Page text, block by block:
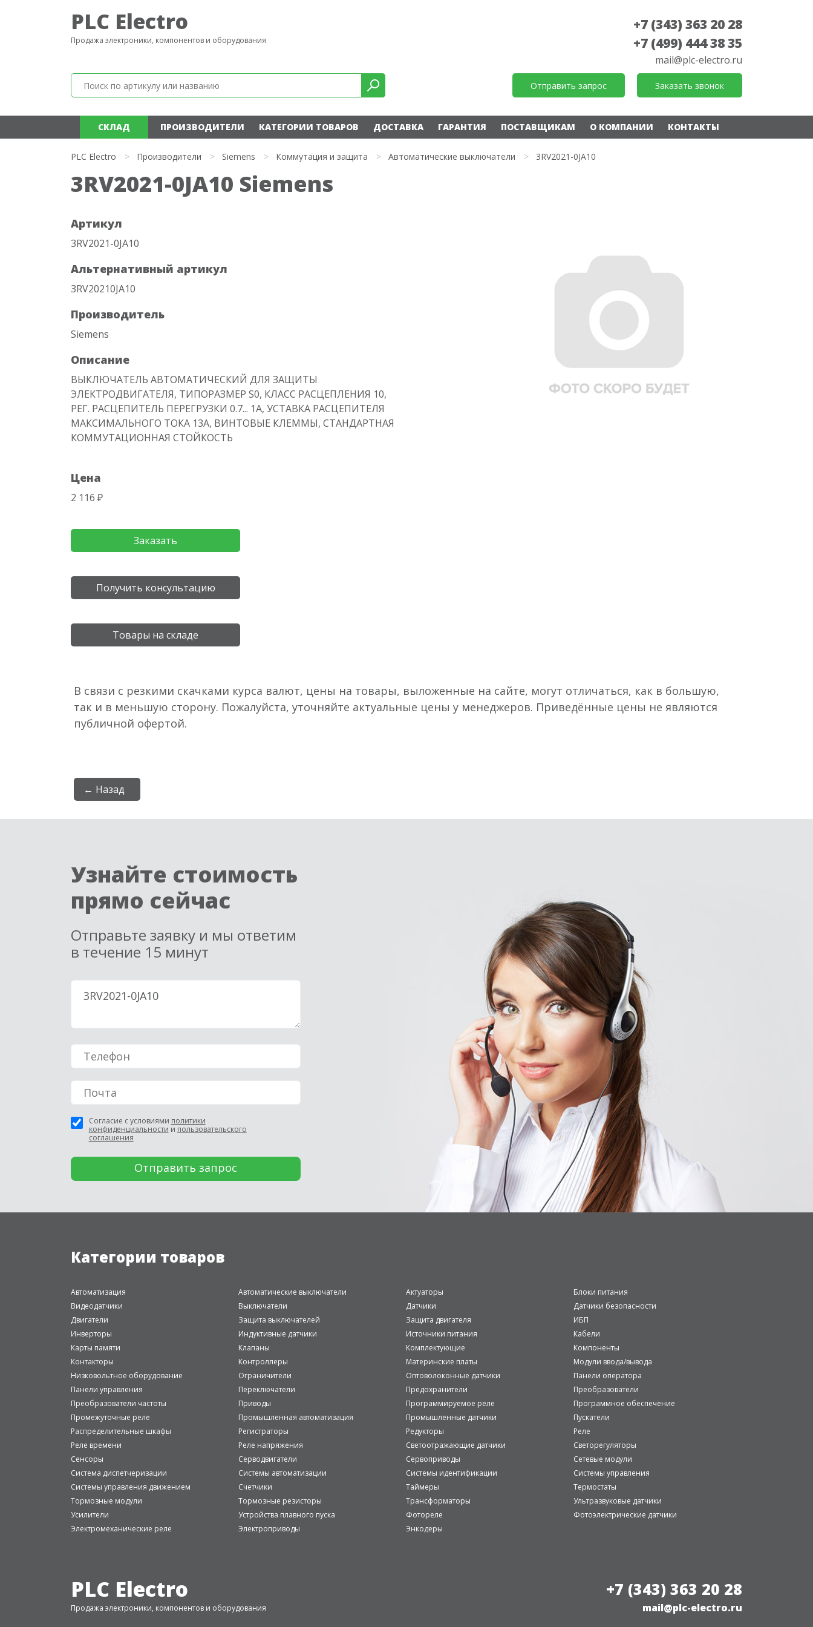
PLC Electro
Продажа электроники, компонентов и оборудования
+7 (343) 363 20 28
+7 (499) 444 38 35
mail@plc-electro.ru
Отправить запрос Заказать звонок
СКЛАД ПРОИЗВОДИТЕЛИ КАТЕГОРИИ ТОВАРОВ ДОСТАВКА ГАРАНТИЯ ПОСТАВЩИКАМ О КОМПАНИИ КОНТАКТЫ
PLC Electro > Производители > Siemens > Коммутация и защита > Автоматические выключатели > 3RV2021-0JA10
3RV2021-0JA10 Siemens
Артикул
3RV2021-0JA10
Альтернативный артикул
3RV20210JA10
Производитель
Siemens
Описание
ВЫКЛЮЧАТЕЛЬ АВТОМАТИЧЕСКИЙ ДЛЯ ЗАЩИТЫ
ЭЛЕКТРОДВИГАТЕЛЯ, ТИПОРАЗМЕР S0, КЛАСС РАСЦЕПЛЕНИЯ 10,
РЕГ. РАСЦЕПИТЕЛЬ ПЕРЕГРУЗКИ 0.7... 1A, УСТАВКА РАСЦЕПИТЕЛЯ
МАКСИМАЛЬНОГО ТОКА 13A, ВИНТОВЫЕ КЛЕММЫ, СТАНДАРТНАЯ
КОММУТАЦИОННАЯ СТОЙКОСТЬ
Цена
2 116 ₽
Заказать
Получить консультацию
Товары на складе
В связи с резкими скачками курса валют, цены на товары, выложенные на сайте, могут отличаться, как в большую,
так и в меньшую сторону. Пожалуйста, уточняйте актуальные цены у менеджеров. Приведённые цены не являются
публичной офертой.
← Назад
Узнайте стоимость
прямо сейчас
Отправьте заявку и мы ответим
в течение 15 минут
Согласие с условиями политики
конфиденциальности и пользовательского
соглашения
Категории товаров
Автоматизация Автоматические выключатели Актуаторы
Блоки питания
Видеодатчики
Выключатели Датчики
Датчики безопасности
Двигатели
Защита выключателей Защита двигателя
ИБП
Инверторы
Индуктивные датчики Источники питания
Кабели
Карты памяти
Клапаны Комплектующие
Компоненты
Контакторы
Контроллеры Материнские платы
Модули ввода/вывода
Низковольтное оборудование
Ограничители Оптоволоконные датчики
Панели оператора
Панели управления
Переключатели Предохранители
Преобразователи
Преобразователи частоты
Приводы Программируемое реле
Программное обеспечение
Промежуточные реле
Промышленная автоматизация Промышленные датчики
Пускатели
Распределительные шкафы
Регистраторы Редукторы
Реле
Реле времени
Реле напряжения Светоотражающие датчики
Светорегуляторы
Сенсоры
Серводвигатели Сервоприводы
Сетевые модули
Система диспетчеризации
Системы автоматизации Системы идентификации
Системы управления
Системы управления движением
Счетчики Таймеры
Термостаты
Тормозные модули
Тормозные резисторы Трансформаторы
Ультразвуковые датчики
Усилители
Устройства плавного пуска Фотореле
Фотоэлектрические датчики
Электромеханические реле
Электроприводы Энкодеры
PLC Electro
Продажа электроники, компонентов и оборудования
+7 (343) 363 20 28
mail@plc-electro.ru